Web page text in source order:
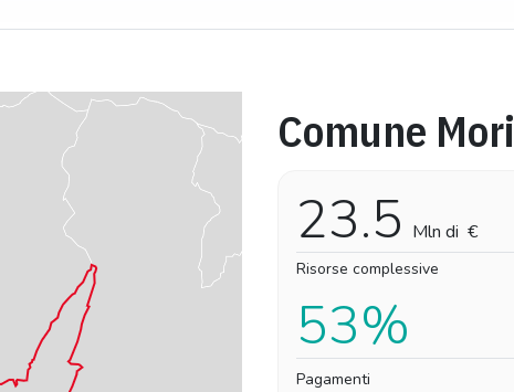
Pro-capite Complessivo
21,81 €
Comune Mori
23.5 Mln di €
Risorse complessive
53%
Pagamenti